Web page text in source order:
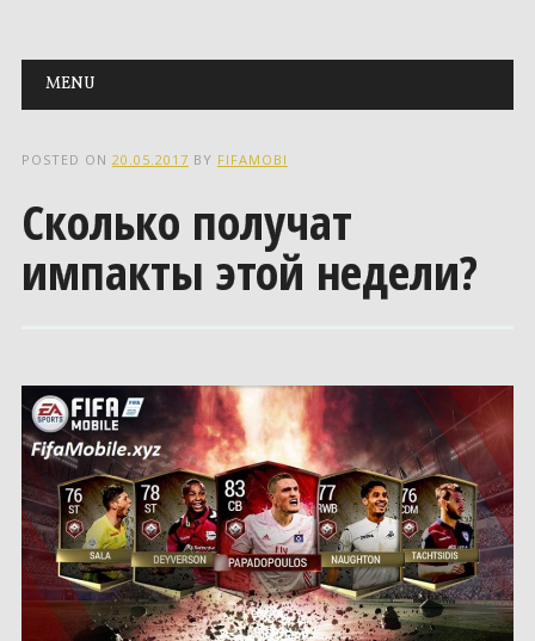
Main menu
Skip to content
MENU
POSTED ON 20.05.2017 BY FIFAMOBI
Сколько получат
импакты этой недели?